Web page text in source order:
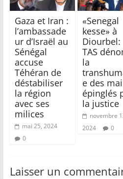
Gaza et Iran :
l’ambassade
ur d’Israël au
Sénégal
accuse
Téhéran de
déstabiliser
la région
avec ses
milices
mai 25, 2024
0
«Senegal
kesse» à
Diourbel:
TAS
la
e des
épinglés
la justice
novembre
2024
0
Laisser un